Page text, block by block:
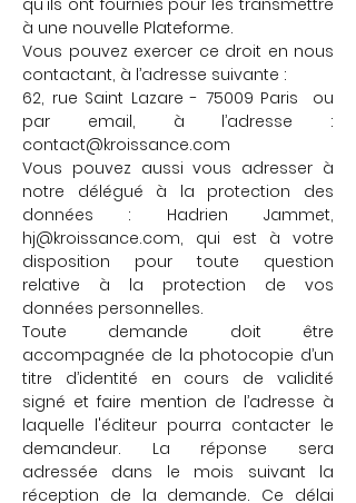
qu'ils ont fournies pour les transmettre
à une nouvelle Plateforme.
Vous pouvez exercer ce droit en nous
contactant, à l’adresse suivante :
62, rue Saint Lazare - 75009 Paris ou
par email, à l’adresse :
contact@kroissance.com
Vous pouvez aussi vous adresser à
notre délégué à la protection des
données : Hadrien Jammet,
hj@kroissance.com, qui est à votre
disposition pour toute question
relative à la protection de vos
données personnelles.
Toute demande doit être
accompagnée de la photocopie d’un
titre d’identité en cours de validité
signé et faire mention de l’adresse à
laquelle l'éditeur pourra contacter le
demandeur. La réponse sera
adressée dans le mois suivant la
réception de la demande. Ce délai